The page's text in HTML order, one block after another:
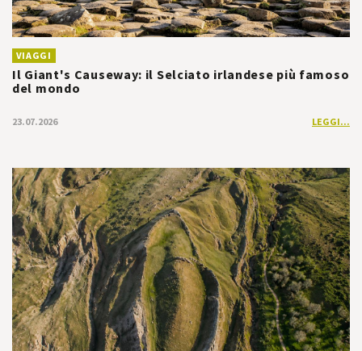
VIAGGI
Il Giant's Causeway: il Selciato irlandese più famoso
del mondo
23.07.2026 LEGGI...